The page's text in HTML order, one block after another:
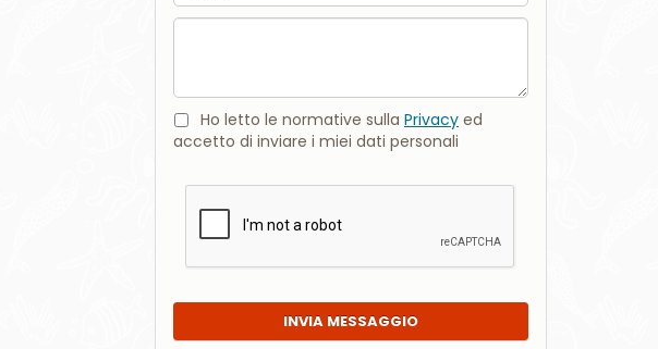
Ho letto le normative sulla Privacy ed
accetto di inviare i miei dati personali
INVIA MESSAGGIO